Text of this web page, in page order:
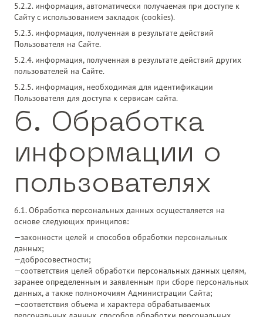
5.2.2. информация, автоматически получаемая при доступе к
Сайту с использованием закладок (cookies).
5.2.3. информация, полученная в результате действий
Пользователя на Сайте.
5.2.4. информация, полученная в результате действий других
пользователей на Сайте.
5.2.5. информация, необходимая для идентификации
Пользователя для доступа к сервисам сайта.
6. Обработка
информации о
пользователях
6.1. Обработка персональных данных осуществляется на
основе следующих принципов:
законности целей и способов обработки персональных
данных;
добросовестности;
соответствия целей обработки персональных данных целям,
заранее определенным и заявленным при сборе персональных
данных, а также полномочиям Администрации Сайта;
соответствия объема и характера обрабатываемых